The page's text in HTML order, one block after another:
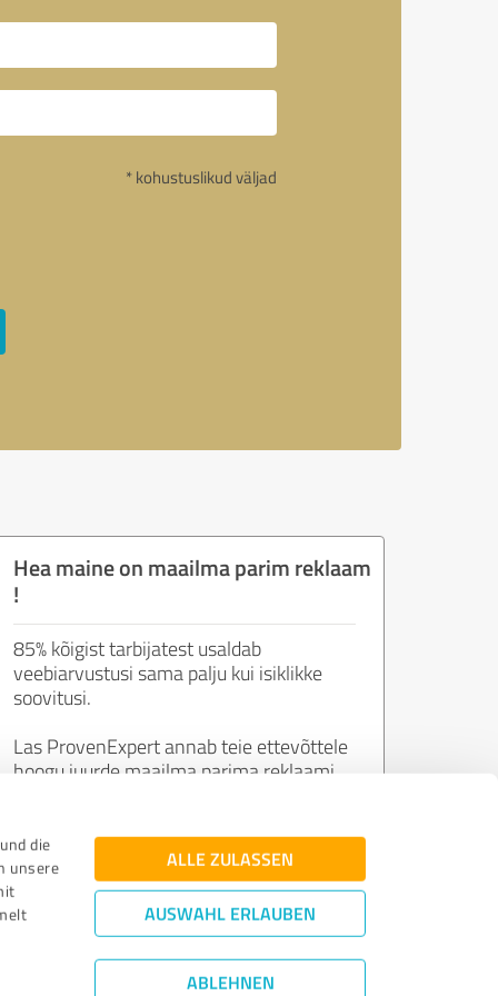
die
unsere
ALLE ZULASSEN
AUSWAHL ERLAUBEN
ABLEHNEN
* kohustuslikud väljad
Hea maine on maailma parim reklaam
!
85% kõigist tarbijatest usaldab
veebiarvustusi sama palju kui isiklikke
soovitusi.
Las ProvenExpert annab teie ettevõttele
hoogu juurde maailma parima reklaami
Liitu nüüd tasuta!